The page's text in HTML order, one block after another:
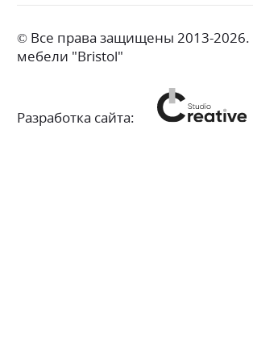
© Все права защищены 2013-2026.
мебели "Bristol"
Разработка сайта: